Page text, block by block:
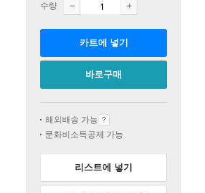
수량
카트에 넣기
바로구매
해외배송 가능
문화비소득공제 가능
리스트에 넣기